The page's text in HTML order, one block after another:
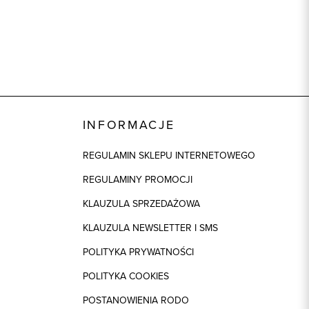
INFORMACJE
REGULAMIN SKLEPU INTERNETOWEGO
REGULAMINY PROMOCJI
KLAUZULA SPRZEDAŻOWA
KLAUZULA NEWSLETTER I SMS
POLITYKA PRYWATNOŚCI
POLITYKA COOKIES
POSTANOWIENIA RODO